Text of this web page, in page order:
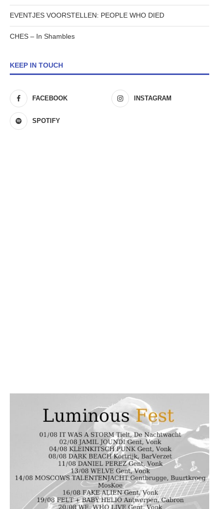
EVENTJES VOORSTELLEN: PEOPLE WHO DIED
CHES – In Shambles
KEEP IN TOUCH
FACEBOOK INSTAGRAM
SPOTIFY